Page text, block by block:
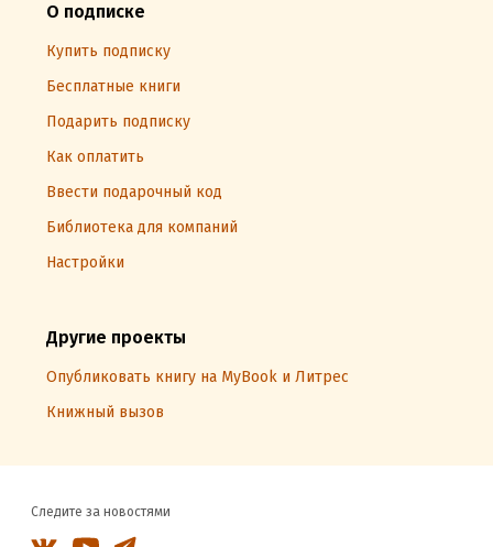
О подписке
Купить подписку
Бесплатные книги
Подарить подписку
Как оплатить
Ввести подарочный код
Библиотека для компаний
Настройки
Другие проекты
Опубликовать книгу на MyBook и Литрес
Книжный вызов
Следите за новостями